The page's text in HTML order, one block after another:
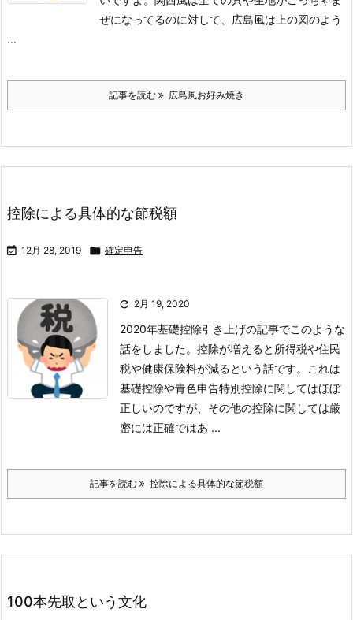
ぜになってるのに対して、広島風は上の図のよう
...
記事を読む 広島風お好み焼き
控除による具体的な節税額
 12月 28, 2019  確定申告
 2月 19, 2020
2020年基礎控除引き上げの記事でこのような
話をしました。控除が増えると所得税や住民
税や健康保険料が減るという話です。これは
基礎控除や青色申告特別控除に関してはほぼ
正しいのですが、その他の控除に関しては厳
密には正確ではあ ...
記事を読む 控除による具体的な節税額
100本先取という文化